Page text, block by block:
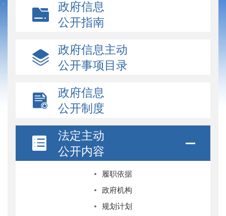
政府信息
公开指南
政府信息主动
公开事项目录
政府信息
公开制度
法定主动
公开内容
履职依据
政府机构
规划计划